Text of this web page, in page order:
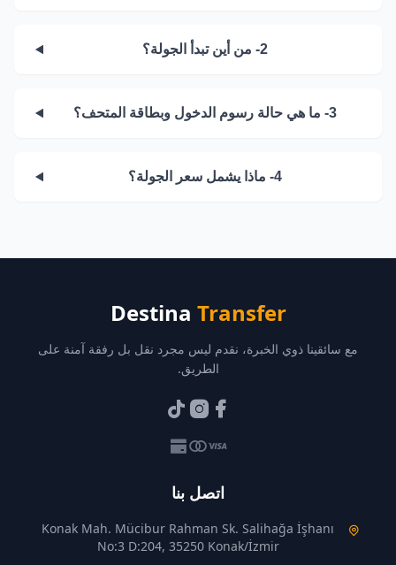
2- من أين تبدأ الجولة؟
3- ما هي حالة رسوم الدخول وبطاقة المتحف؟
4- ماذا يشمل سعر الجولة؟
Destina Transfer
مع سائقينا ذوي الخبرة، نقدم ليس مجرد نقل بل رفقة آمنة على
الطريق.
اتصل بنا
Konak Mah. Mücibur Rahman Sk. Salihağa İşhanı
No:3 D:204, 35250 Konak/İzmir